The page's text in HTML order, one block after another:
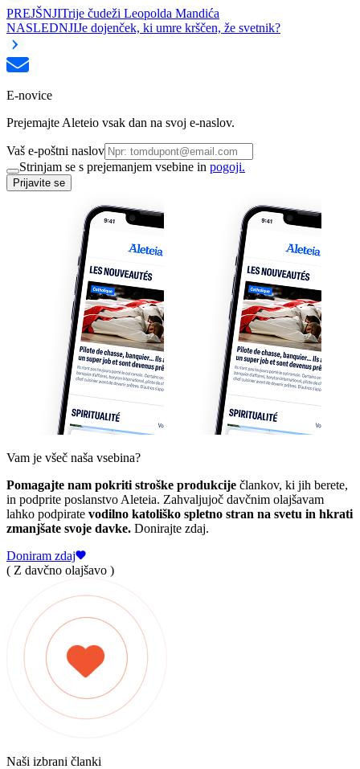
PREJŠNJITrije čudeži Leopolda Mandića
NASLEDNJIJe dojenček, ki umre krščen, že svetnik?
E-novice
Prejemajte Aleteio vsak dan na svoj e-naslov.
Vaš e-poštni naslov
Strinjam se s prejemanjem vsebine in pogoji.
Prijavite se
Vam je všeč naša vsebina?
Pomagajte nam pokriti stroške produkcije člankov, ki jih berete,
in podprite poslanstvo Aleteia. Zahvaljujoč davčnim olajšavam
lahko podpirate vodilno katoliško spletno stran na svetu in hkrati
zmanjšate svoje davke. Donirajte zdaj.
Doniram zdaj
( Z davčno olajšavo )
Naši izbrani članki